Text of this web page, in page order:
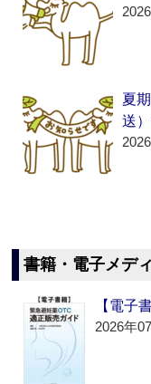
夏
送
書籍・電子メデ
【電子
2026年